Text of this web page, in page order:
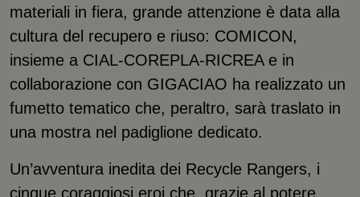
materiali in fiera, grande attenzione è data alla
cultura del recupero e riuso: COMICON,
insieme a CIAL-COREPLA-RICREA e in
collaborazione con GIGACIAO ha realizzato un
fumetto tematico che, peraltro, sarà traslato in
una mostra nel padiglione dedicato.
Un’avventura inedita dei Recycle Rangers, i
cinque coraggiosi eroi che, grazie al potere